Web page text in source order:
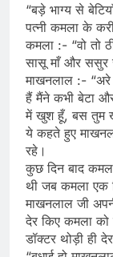
“बड़े भाग्य से
पत्नी कमला के
कमला :- “वो तो
सासू माँ और ससुर
माखनलाल :- “अरे
हैं मैंने कभी बेटा और
में खुश हूँ, बस तुम
ये कहते हुए
रहे।
कुछ दिन बाद
थी जब कमला एक
माखनलाल जी
देर किए कमला को
डॉक्टर थोड़ी ही